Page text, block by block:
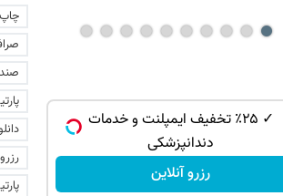
✓ ٪۲۵ تخفیف ایمپلنت و خدمات
دندانپزشکی
رزرو آنلاین